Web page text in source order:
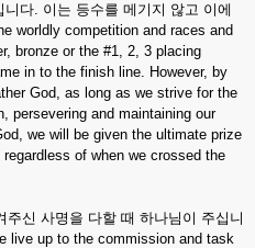
다. 이는 등수를 메기지 않고 이에
worldly competition and races and
bronze or the #1, 2, 3 placing
in to the finish line. However, by
God, as long as we strive for the
persevering and maintaining our
we will be given the ultimate prize
of when we crossed the
신 사명을 다할 때 하나님이 주십니
live up to the commission and task